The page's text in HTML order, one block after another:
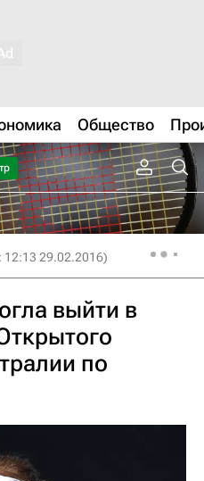
Общество
12:13 29.02.2016)
выйти в
по